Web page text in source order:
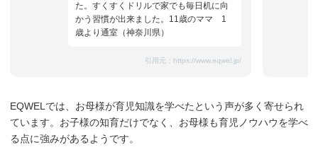
た。すくすくドリルで家でも毎日机に向
かう習慣が出来ました。11歳のママ 1
歳より通室（神奈川県）
引用元： https://www.eqwel.jp/
EQWELでは、お母様が育児知識を学べたという声が多く寄せられ
ています。お子様の知育だけでなく、お母様も育児ノウハウを学べ
る点に強みがあるようです。